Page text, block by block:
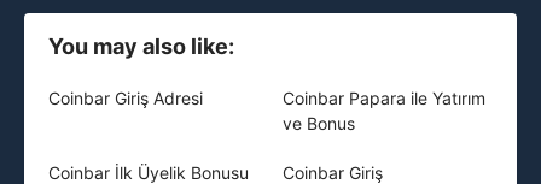
You may also like:
Coinbar Giriş Adresi
Coinbar Papara ile Yatırım
ve Bonus
Coinbar İlk Üyelik Bonusu
Coinbar Giriş